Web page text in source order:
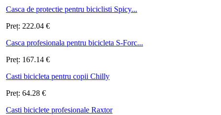
Casca de protectie pentru biciclisti Spicy...
Preț: 222.04 €
Casca profesionala pentru bicicleta S-Forc...
Preț: 167.14 €
Casti bicicleta pentru copii Chilly
Preț: 64.28 €
Casti biciclete profesionale Raxtor